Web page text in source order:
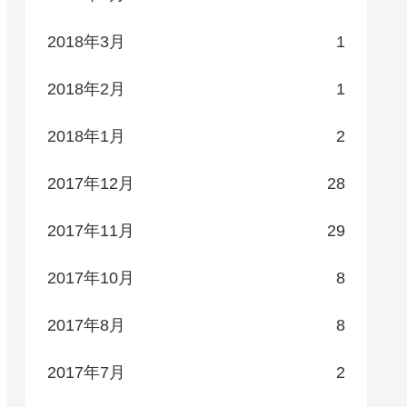
2018年3月 1
2018年2月 1
2018年1月 2
2017年12月 28
2017年11月 29
2017年10月 8
2017年8月 8
2017年7月 2